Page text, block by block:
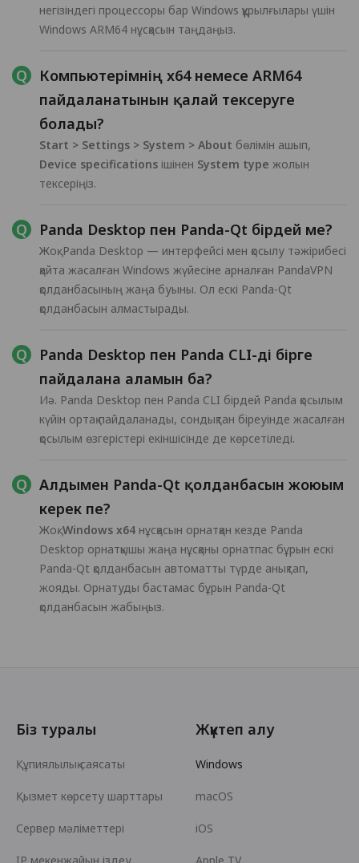
негізіндегі процессоры бар Windows құрылғылары үшін
Windows ARM64 нұсқасын таңдаңыз.
Компьютерімнің x64 немесе ARM64
пайдаланатынын қалай тексеруге
болады?
Start > Settings > System > About бөлімін ашып,
Device specifications ішінен System type жолын
тексеріңіз.
Panda Desktop пен Panda-Qt бірдей ме?
Жоқ. Panda Desktop — интерфейсі мен қосылу тәжірибесі
қайта жасалған Windows жүйесіне арналған PandaVPN
қолданбасының жаңа буыны. Ол ескі Panda-Qt
қолданбасын алмастырады.
Panda Desktop пен Panda CLI-ді бірге
пайдалана аламын ба?
Иә. Panda Desktop пен Panda CLI бірдей Panda қосылым
күйін ортақ пайдаланады, сондықтан біреуінде жасалған
қосылым өзгерістері екіншісінде де көрсетіледі.
Алдымен Panda-Qt қолданбасын жоюым
керек пе?
Жоқ.Windows x64 нұсқасын орнатқан кезде Panda
Desktop орнатқышы жаңа нұсқаны орнатпас бұрын ескі
Panda-Qt қолданбасын автоматты түрде анықтап,
жояды. Орнатуды бастамас бұрын Panda-Qt
қолданбасын жабыңыз.
Біз туралы
Құпиялылық саясаты
Қызмет көрсету шарттары
Сервер мәліметтері
IP мекенжайын іздеу
Жүктеп алу
Windows
macOS
iOS
Apple TV